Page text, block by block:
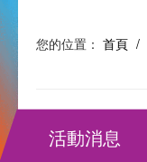
您的位置： 首頁 /
活動消息